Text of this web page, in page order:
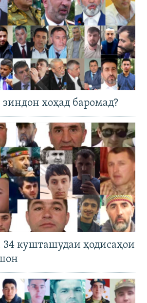
зиндон хоҳад баромад?
кушташудаи ҳодисаҳои